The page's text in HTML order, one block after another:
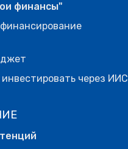
финансы"
инвестировать через ИИС